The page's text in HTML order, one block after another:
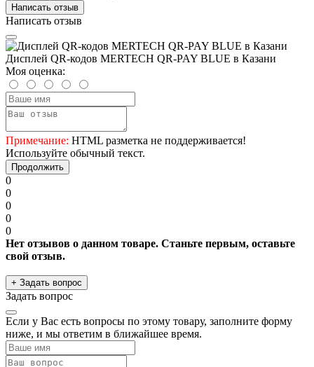
Написать отзыв
Написать отзыв
Дисплей QR-кодов MERTECH QR-PAY BLUE в Казани
Моя оценка:
Примечание: HTML разметка не поддерживается!
Используйте обычный текст.
Продолжить
0
0
0
0
0
Нет отзывов о данном товаре. Станьте первым, оставьте
свой отзыв.
+ Задать вопрос
Задать вопрос
Если у Вас есть вопросы по этому товару, заполните форму
ниже, и мы ответим в ближайшее время.